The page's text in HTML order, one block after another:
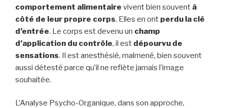
comportement alimentaire vivent bien souvent à
côté de leur propre corps. Elles en ont perdu la clé
d’entrée. Le corps est devenu un champ
d’application du contrôle, il est dépourvu de
sensations. Il est anesthésié, malmené, bien souvent
aussi détesté parce qu’il ne reflète jamais l’image
souhaitée.
L’Analyse Psycho-Organique, dans son approche,